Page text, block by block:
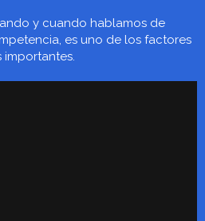
y cuando hablamos de
es uno de los factores
importantes.